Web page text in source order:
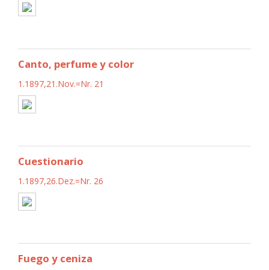
Canto, perfume y color
1.1897,21.Nov.=Nr. 21
Cuestionario
1.1897,26.Dez.=Nr. 26
Fuego y ceniza